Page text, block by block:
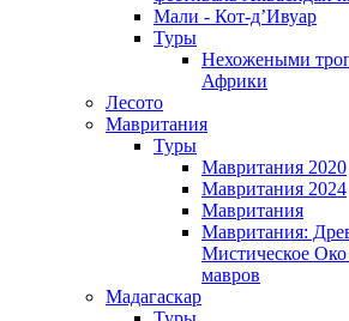
Мали - Кот-д’Ивуар
Туры
Нехожеными
Африки
Лесото
Мавритания
Туры
Мавритания 2020
Мавритания 2024
Мавритания
Мавритания:
Мистическое
мавров
Мадагаскар